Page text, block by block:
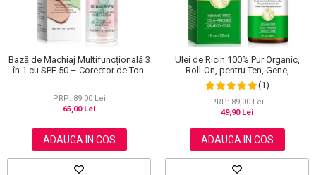
Bază de Machiaj Multifuncțională 3
în 1 cu SPF 50 – Corector de Ton,
PRP: 89,00 Lei
65,00 Lei
ADAUGA IN COS
Ulei de Ricin 100% Pur Organic,
Roll-On, pentru Ten, Gene,
Sprancene, Unghii, 30 ml
(1)
PRP: 89,00 Lei
49,90 Lei
ADAUGA IN COS